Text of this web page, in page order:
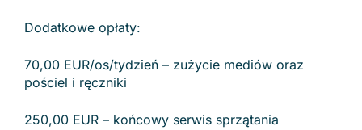
Dodatkowe opłaty:
70,00 EUR/os/tydzień – zużycie mediów oraz
pościel i ręczniki
250,00 EUR – końcowy serwis sprzątania